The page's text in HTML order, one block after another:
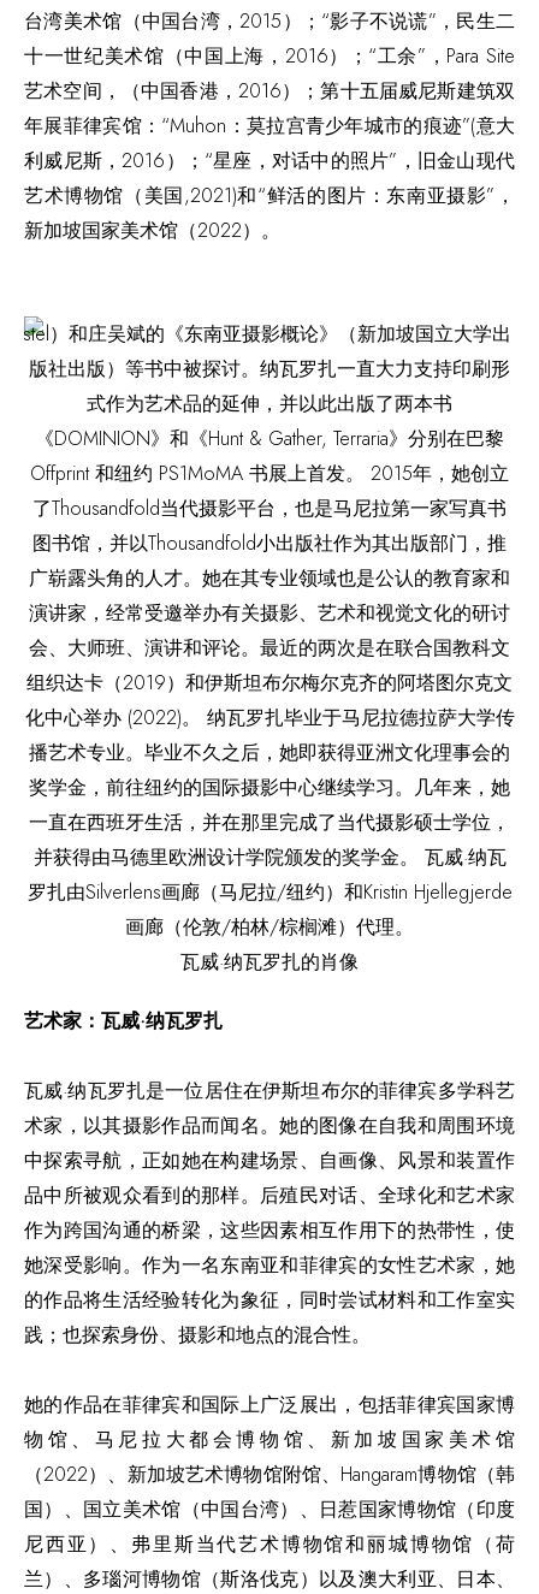
台湾美术馆（中国台湾，2015）；“影子不说谎”，民生二
十一世纪美术馆（中国上海，2016）；“工余”，Para Site
艺术空间，（中国香港，2016）；第十五届威尼斯建筑双
年展菲律宾馆：“Muhon：莫拉宫青少年城市的痕迹”(意大
利威尼斯，2016）；“星座，对话中的照片”，旧金山现代
艺术博物馆（美国,2021)和“鲜活的图片：东南亚摄影”，
新加坡国家美术馆（2022）。
瓦威·纳瓦罗扎的肖像
艺术家：瓦威·纳瓦罗扎
瓦威·纳瓦罗扎是一位居住在伊斯坦布尔的菲律宾多学科艺
术家，以其摄影作品而闻名。她的图像在自我和周围环境
中探索寻航，正如她在构建场景、自画像、风景和装置作
品中所被观众看到的那样。后殖民对话、全球化和艺术家
作为跨国沟通的桥梁，这些因素相互作用下的热带性，使
她深受影响。作为一名东南亚和菲律宾的女性艺术家，她
的作品将生活经验转化为象征，同时尝试材料和工作室实
践；也探索身份、摄影和地点的混合性。
她的作品在菲律宾和国际上广泛展出，包括菲律宾国家博
物馆、马尼拉大都会博物馆、新加坡国家美术馆
（2022）、新加坡艺术博物馆附馆、Hangaram博物馆（韩
国）、国立美术馆（中国台湾）、日惹国家博物馆（印度
尼西亚）、弗里斯当代艺术博物馆和丽城博物馆（荷
兰）、多瑙河博物馆（斯洛伐克）以及澳大利亚、日本、